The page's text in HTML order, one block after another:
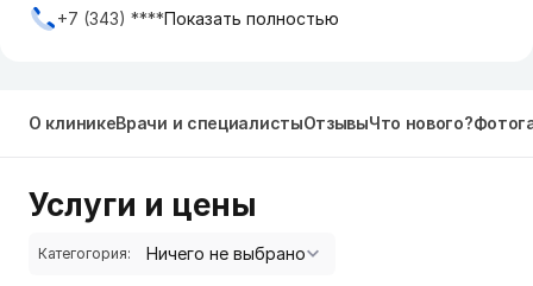
+7 (343) ****Показать полностью
О клиникеВрачи и специалистыОтзывыЧто нового?
Услуги и цены
Категогория: